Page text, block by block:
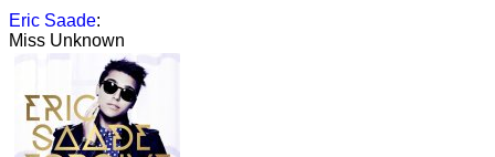
Eric Saade:
Miss Unknown